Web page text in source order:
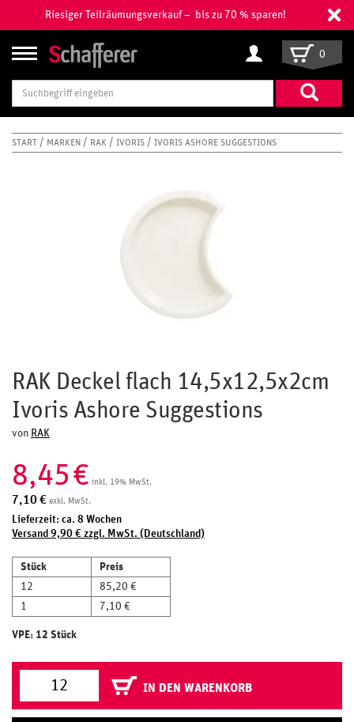
Riesiger Teilräumungsverkauf – bis zu 70 % sparen!
Suchbegriff
eingeben
0
START MARKEN RAK IVORIS IVORIS ASHORE SUGGESTIONS
RAK Deckel flach 14,5x12,5x2cm
Ivoris Ashore Suggestions
von RAK
8,45€ inkl. 19% MwSt.
7,10€ exkl. MwSt.
Lieferzeit: ca. 8 Wochen
Versand 9,90 € zzgl. MwSt. (Deutschland)
Stück
Preis
12
85,20 €
1
7,10 €
VPE: 12 Stück
IN DEN WARENKORB